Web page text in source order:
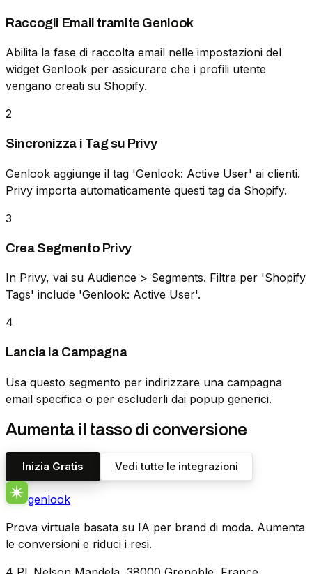
Raccogli Email tramite Genlook
Abilita la fase di raccolta email nelle impostazioni del
widget Genlook per assicurare che i profili utente
vengano creati su Shopify.
2
Sincronizza i Tag su Privy
Genlook aggiunge il tag 'Genlook: Active User' ai clienti.
Privy importa automaticamente questi tag da Shopify.
3
Crea Segmento Privy
In Privy, vai su Audience > Segments. Filtra per 'Shopify
Tags' include 'Genlook: Active User'.
4
Lancia la Campagna
Usa questo segmento per indirizzare una campagna
email specifica o per escluderli dai popup generici.
Aumenta il tasso di conversione
Inizia Gratis Vedi tutte le integrazioni
genlook
Prova virtuale basata su IA per brand di moda. Aumenta
le conversioni e riduci i resi.